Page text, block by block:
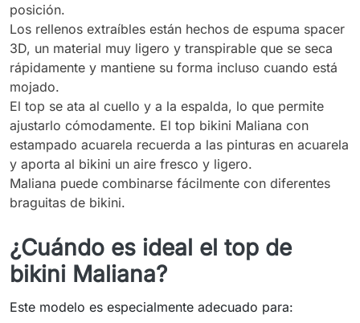
posición.
Los rellenos extraíbles están hechos de espuma spacer
3D, un material muy ligero y transpirable que se seca
rápidamente y mantiene su forma incluso cuando está
mojado.
El top se ata al cuello y a la espalda, lo que permite
ajustarlo cómodamente. El top bikini Maliana con
estampado acuarela recuerda a las pinturas en acuarela
y aporta al bikini un aire fresco y ligero.
Maliana puede combinarse fácilmente con diferentes
braguitas de bikini.
¿Cuándo es ideal el top de
bikini Maliana?
Este modelo es especialmente adecuado para: